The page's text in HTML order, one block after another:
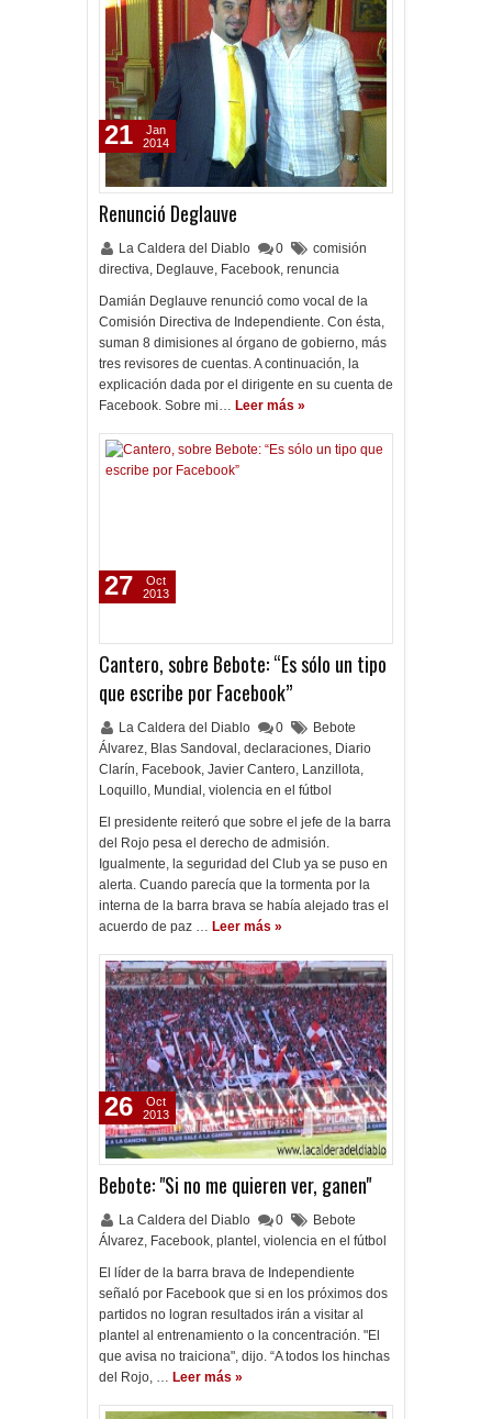
Renunció Deglauve
La Caldera del Diablo 0
comisión
directiva, Deglauve, Facebook, renuncia
Damián Deglauve renunció como vocal de la
Comisión Directiva de Independiente. Con ésta,
suman 8 dimisiones al órgano de gobierno, más
tres revisores de cuentas. A continuación, la
explicación dada por el dirigente en su cuenta de
Facebook. Sobre mi… Leer más »
21
Jan
2014
Cantero, sobre Bebote: “Es sólo un tipo
que escribe por Facebook”
La Caldera del Diablo 0
Bebote
Álvarez, Blas Sandoval , declaraciones, Diario
Clarín, Facebook, Javier Cantero, Lanzillota,
Loquillo, Mundial , violencia en el fútbol
El presidente reiteró que sobre el jefe de la barra
del Rojo pesa el derecho de admisión.
Igualmente, la seguridad del Club ya se puso en
alerta. Cuando parecía que la tormenta por la
interna de la barra brava se había alejado tras el
acuerdo de paz … Leer más »
27
Oct
2013
Bebote: "Si no me quieren ver, ganen"
La Caldera del Diablo 0
Bebote
Álvarez, Facebook, plantel , violencia en el fútbol
El líder de la barra brava de Independiente
señaló por Facebook que si en los próximos dos
partidos no logran resultados irán a visitar al
plantel al entrenamiento o la concentración. "El
que avisa no traiciona", dijo. “A todos los hinchas
del Rojo, … Leer más »
26
Oct
2013